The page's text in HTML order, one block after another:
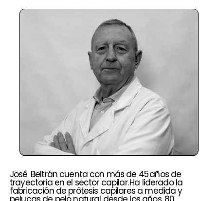
José Beltrán cuenta con más de 45 años de
trayectoria en el sector capilar. Ha liderado la
fabricación de prótesis capilares a medida y